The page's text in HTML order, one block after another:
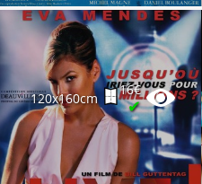
120x160cm
16€
✔